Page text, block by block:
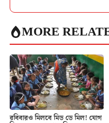
MORE
রবিবারও মিলবে মিড ডে মিল! যোগ